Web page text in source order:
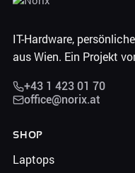
IT-Hardware,
aus Wien. Ein Projekt
+43 1 423 01 70
office@norix.at
SHOP
Laptops